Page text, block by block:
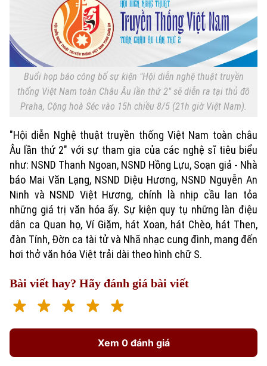
Buổi họp báo công bố sự kiện "Hội diễn nghệ thuật truyền
thống Việt Nam toàn Châu Âu lần thứ 2" sẽ diễn ra tại thủ đô
Praha, Cộng hoà Séc vào 15h chiều 8/5 (21h giờ Việt Nam).
"Hội diễn Nghệ thuật truyền thống Việt Nam toàn châu
Âu lần thứ 2" với sự tham gia của các nghệ sĩ tiêu biểu
như: NSND Thanh Ngoan, NSND Hồng Lựu, Soạn giả - Nhà
báo Mai Văn Lạng, NSND Diệu Hương, NSND Nguyễn An
Ninh và NSND Việt Hương, chính là nhịp cầu lan tỏa
những giá trị văn hóa ấy. Sự kiện quy tụ những làn điệu
dân ca Quan họ, Ví Giặm, hát Xoan, hát Chèo, hát Then,
đàn Tính, Đờn ca tài tử và Nhã nhạc cung đình, mang đến
hơi thở văn hóa Việt trải dài theo hình chữ S.
Bài viết hay? Hãy đánh giá bài viết
Xem 0 đánh giá